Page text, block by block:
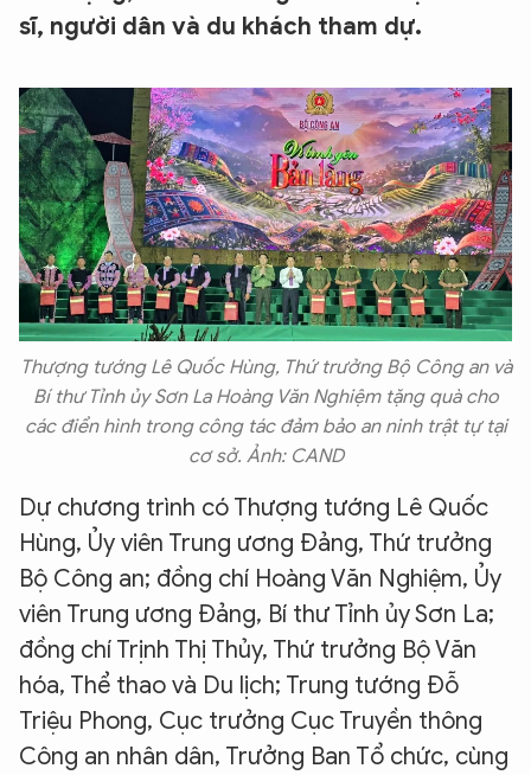
sĩ, người dân và du khách tham dự.
Thượng tướng Lê Quốc Hùng, Thứ trưởng Bộ Công an và
Bí thư Tỉnh ủy Sơn La Hoàng Văn Nghiệm tặng quà cho
các điển hình trong công tác đảm bảo an ninh trật tự tại
cơ sở. Ảnh: CAND
Dự chương trình có Thượng tướng Lê Quốc
Hùng, Ủy viên Trung ương Đảng, Thứ trưởng
Bộ Công an; đồng chí Hoàng Văn Nghiệm, Ủy
viên Trung ương Đảng, Bí thư Tỉnh ủy Sơn La;
đồng chí Trịnh Thị Thủy, Thứ trưởng Bộ Văn
hóa, Thể thao và Du lịch; Trung tướng Đỗ
Triệu Phong, Cục trưởng Cục Truyền thông
Công an nhân dân, Trưởng Ban Tổ chức, cùng